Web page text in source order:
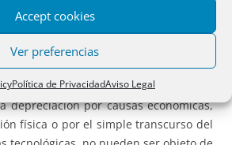
Accept cookies
Ver preferencias
Política de PrivacidadAviso Legal
por su utilización física o por el paso
en contrario. Y esta conclusión de
compartida por esta Sala,” pues con
aplicable “los elementos del
por sus características, no sufran
depreciación por causas económicas,
física o por el simple transcurso del